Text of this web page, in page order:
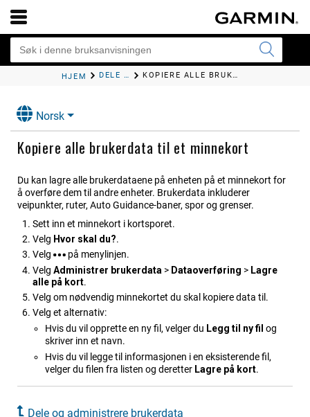
HJEM DELE OG ADMINISTRERE BRUKERDATA KOPIERE ALLE BRUKERDATA TIL ET MINNEKORT
Norsk
Kopiere alle brukerdata til et minnekort
Du kan lagre alle brukerdataene på enheten på et minnekort for
å overføre dem til andre enheter. Brukerdata inkluderer
veipunkter, ruter, Auto Guidance-baner, spor og grenser.
Sett inn et minnekort i kortsporet.
Velg Hvor skal du?.
Velg
på menylinjen.
Velg Administrer brukerdata > Dataoverføring > Lagre
alle på kort.
Velg om nødvendig minnekortet du skal kopiere data til.
Velg et alternativ:
Hvis du vil opprette en ny fil, velger du Legg til ny fil og
skriver inn et navn.
Hvis du vil legge til informasjonen i en eksisterende fil,
velger du filen fra listen og deretter Lagre på kort.
Dele og administrere brukerdata